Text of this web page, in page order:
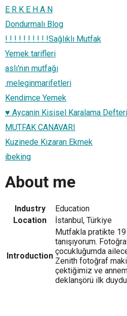
E R K E H A N
Dondurmalı Blog
! ! ! ! ! ! ! ! ! !Sağlıklı Mutfak
Yemek tarifleri
aslı'nın mutfağı
.meleginmarifetleri
Kendimce Yemek
♥ Aycanin Kisisel Karalama
MUTFAK CANAVARI
Kuzinede Kizaran Ekmek
ibeking
About me
Industry
Education
Location
İstanbul, Türkiye
Introduction
Mutfakla pratikte
tanışıyorum.
çocukluğumda
Zenith fotoğraf
çektiğimiz ve
deklanşörü ilk